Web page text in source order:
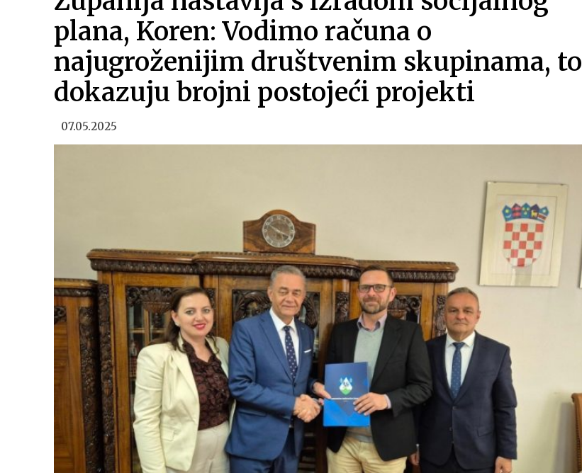
plana, Koren: Vodimo računa o
najugroženijim društvenim skupinama, to
dokazuju brojni postojeći projekti
07.05.2025